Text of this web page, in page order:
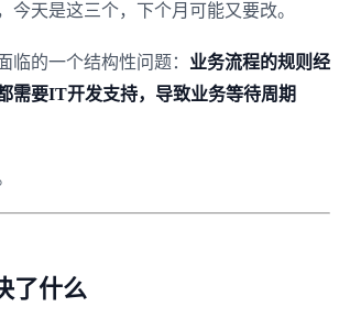
今天是这三个，下个月可能又要改。
临的一个结构性问题： 业务流程的规则经
需要IT开发支持，导致业务等待周期
了什么